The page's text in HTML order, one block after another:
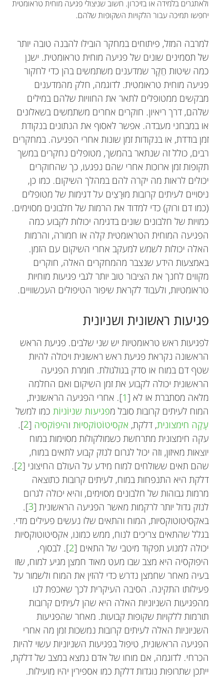
ולאתגרים בלמידה או בזיכרון. חשוב שניצולי פגיעה מוחית טראומטית
יחפשו תמיכה עבור הלקויות השקופות שלהם.
למרבה המזל, פיתוחים במחקר הובילו להבנה טובה יותר
של תסמינים שונים של פגיעה מוחית טראומטית. ישנן
כמה שיטות חֵקֶר שמדענים משתמשים בהן כדי לחקור
פגיעה מוחית טראומטית. לדוגמה, חלק מהמדענים
מבקשים ממטופלים לתאר את החוויות שלהם במילים
שלהם, דרך ריאיון. חוקרים אחרים משתמשים בשאלונים
או במבחני מעבדה. אפשר לאסוף את הנתונים בנקודת
זמן בודדת, או בנקודות זמן שונות אחרי הפגיעה. במחקרים
רבים, כולל זה שנתאר בהמשך, מטופלים נחקרים במשך
תקופות זמן ארוכות אחרי שהם נפגעו, כך שהחוקרים
יכולים לראות מה יקרה להם במהלך השיקום. כמו כן,
ניסויים לעיתים קרובות מוּרָצִים על דגימות של מטופלים
(כמו דם ורוק) כדי למדוד את הרמות של חלבונים מסוימים.
כמויות של חלבונים שונים בדגימה יכולות לקבוע כמה
הפגיעה המוחית הטראומטית קלה או חמורה, והרמות
האלה יכולות לשמש למעקב אחרי השיקום עם הזמן.
באמצעות הידע שנצבר מהמחקרים האלה, חוקרים
מקווים לחנך את הציבור טוב יותר לגבי פגיעות מוחיות
טראומטיות, ולעבוד לקראת שיפור הטיפולים העכשוויים.
פגיעות ראשונית ושניונית
לפגיעות ראש טראומטיות יש שני שלבים. פגיעת הראש
הראשונה נקראת פגיעת ראש ראשונית ויכולה להיות
שטף דם במוח או סדק בגולגולת. חומרת הפגיעה
הראשונית יכולה לקבוע את זמן השיקום ואם החלמה
מלאה מסתברת או לא [1]. אחרי הפגיעה הראשונית,
המוח לעיתים קרובות סובל מפגיעות שניוֹניוֹתכמו למשל
עָקָה חימצונית, דלקת, אקסיטוֹטוֹקסיוּתוהיפוֹקסיה [
2
].
עקה חימצונית מתרחשת כשמולקולות מסוימות במוח
יוצאות מאיזון, וזה יכול לגרום לנזק קבוע לתאים במוח,
שהם תאים ששולחים למוח מידע על העולם החיצוני [2
].
דלקת היא התנפחות במוח, לעיתים קרובות כתוצאה
מרמות גבוהות של חלבונים מסוימים, והיא יכולה לגרום
לנזק גדול יותר לרקמות מאשר הפגיעה הראשונית [3
].
באקסיטוטוקסיות, המוח והתאים שלו נעשים פעילים מדי.
בגלל שהתאים צריכים לנוח, ממש כמונו, אקסיטוטוקסיות
יכולה למנוע תפקוד מיטבי של התאים [2]. לבסוף,
היפוקסיה היא מצב שבו מעט מאוד חמצן מגיע למוח, שזו
בעיה מאחר שחמצן נדרש כדי להזין את המוח ולשמור על
פעילותו התקינה. הסיבה העיקרית לכך שאכפת לנו
מהפגיעות השניוניות האלה היא שהן לעיתים קרובות
תורמות ללקויות שקופות קבועות. מאחר שהפגיעות
השניוניות האלה לעיתים קרובות נמשכות זמן מה אחרי
הפגיעה הראשונית, טיפול בפגיעות השניוניות עשוי להיות
הכרחי. לדוגמה, אם מוחו של אדם נמצא במצב של דלקת,
ייתכן שתרופות נוגדות דלקת כמו אספירין יהיו מועילות.